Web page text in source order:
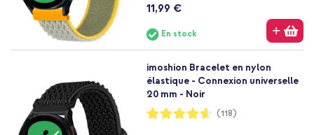
11,99 €
En stock
imoshion Bracelet en nylon
élastique - Connexion universelle
20 mm - Noir
Notation:
92%
(118)